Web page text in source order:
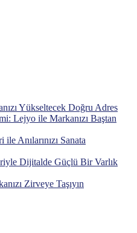
Yükseltecek Doğru Adres
Lejyo ile Markanızı Baştan
Anılarınızı Sanata
Dijitalde Güçlü Bir Varlık
Zirveye Taşıyın